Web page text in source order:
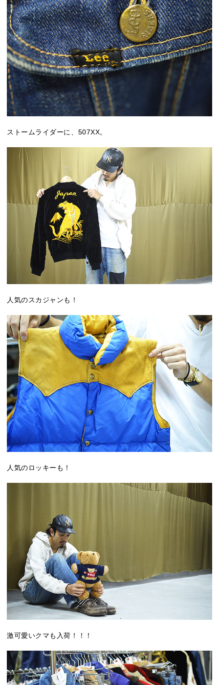
ストームライダーに、507XX。
人気のスカジャンも！
人気のロッキーも！
激可愛いクマも入荷！！！